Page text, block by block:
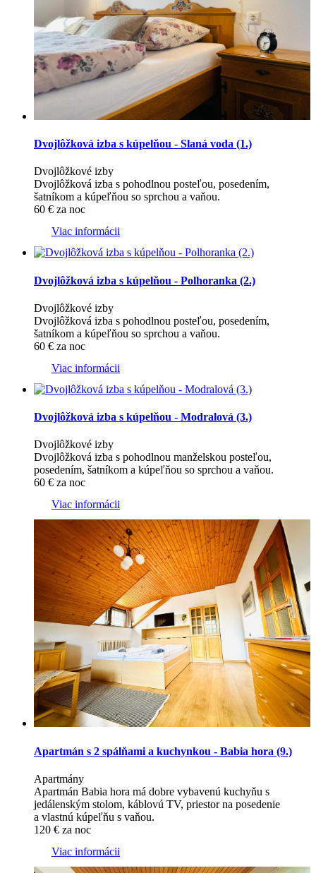
Dvojlôžková izba s kúpelňou - Slaná voda (1.)
Dvojlôžkové izby
Dvojlôžková izba s pohodlnou posteľou, posedením,
šatníkom a kúpeľňou so sprchou a vaňou.
60 € za noc
Viac informácii
Dvojlôžková izba s kúpelňou - Polhoranka (2.)
Dvojlôžkové izby
Dvojlôžková izba s pohodlnou posteľou, posedením,
šatníkom a kúpeľňou so sprchou a vaňou.
60 € za noc
Viac informácii
Dvojlôžková izba s kúpelňou - Modralová (3.)
Dvojlôžkové izby
Dvojlôžková izba s pohodlnou manželskou posteľou,
posedením, šatníkom a kúpeľňou so sprchou a vaňou.
60 € za noc
Viac informácii
Apartmán s 2 spálňami a kuchynkou - Babia hora (9.)
Apartmány
Apartmán Babia hora má dobre vybavenú kuchyňu s
jedálenským stolom, káblovú TV, priestor na posedenie
a vlastnú kúpeľňu s vaňou.
120 € za noc
Viac informácii